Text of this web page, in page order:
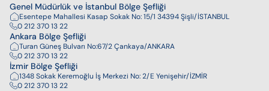
Genel Müdürlük ve İstanbul Bölge Şefliği
Esentepe Mahallesi Kasap Sokak No: 15/1 34394 Şişli/İSTANBUL
0 212 370 13 22
Ankara Bölge Şefliği
Turan Güneş Bulvarı No:67/2 Çankaya/ANKARA
0 212 370 13 22
İzmir Bölge Şefliği
1348 Sokak Keremoğlu İş Merkezi No: 2/E Yenişehir/İZMİR
0 212 370 13 22